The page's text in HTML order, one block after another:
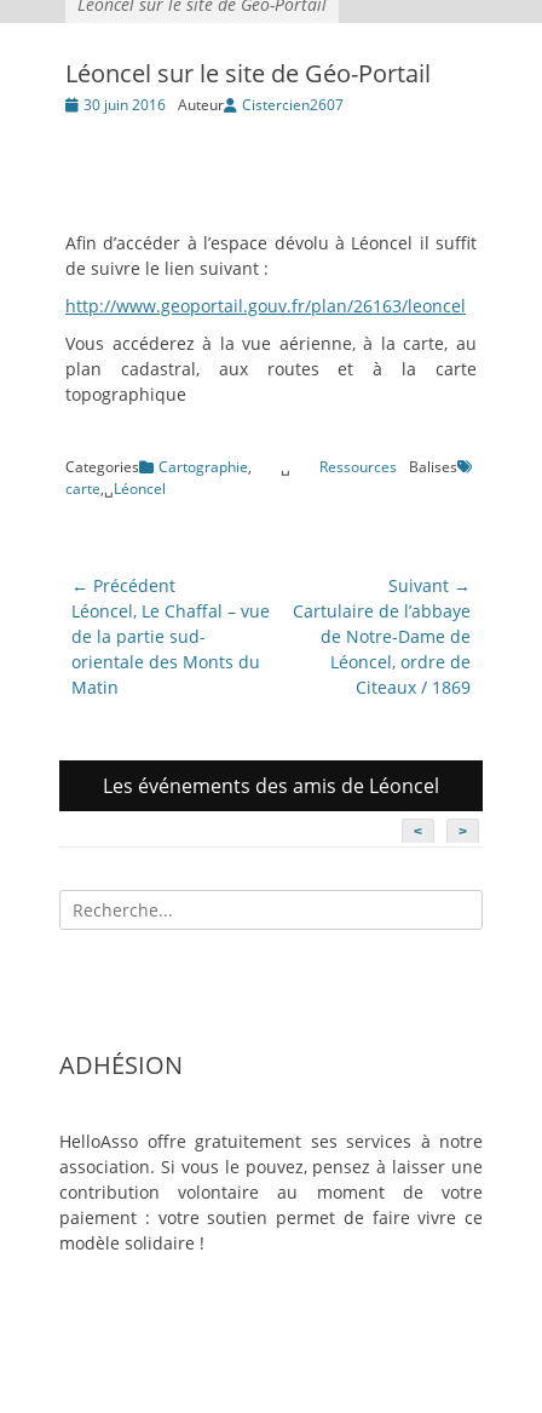
Léoncel sur le site de Géo-Portail
Posté30 juin 2016 Auteur Cistercien2607
Afin d’accéder à l’espace dévolu à Léoncel il suffit
de suivre le lien suivant :
http://www.geoportail.gouv.fr/plan/26163/leoncel
Vous accéderez à la vue aérienne, à la carte, au
plan cadastral, aux routes et à la carte
topographique
Categories Cartographie,␣ Ressources
Balises
carte,␣Léoncel
Navigation
de
l’article
← Précédent
Article
précédent:
Léoncel, Le Chaffal – vue
de la partie sud-
orientale des Monts du
Matin
Suivant →
Article
suivant:
Cartulaire de l’abbaye
de Notre-Dame de
Léoncel, ordre de
Citeaux / 1869
Les événements des amis de Léoncel
< >
Recherche
pour:
ADHÉSION
HelloAsso offre gratuitement ses services à notre
association. Si vous le pouvez, pensez à laisser une
contribution volontaire au moment de votre
paiement : votre soutien permet de faire vivre ce
modèle solidaire !